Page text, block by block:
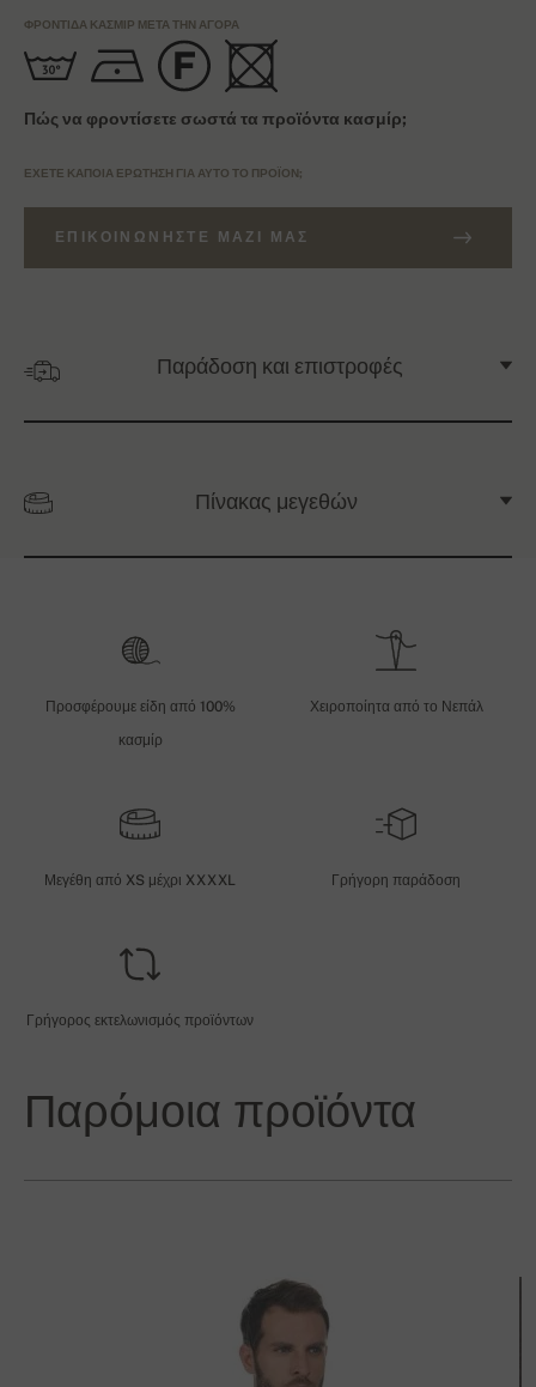
ΦΡΟΝΤΊΔΑ ΚΑΣΜΊΡ ΜΕΤΆ ΤΗΝ ΑΓΟΡΆ
Πώς να φροντίσετε σωστά τα προϊόντα κασμίρ;
ΈΧΕΤΕ ΚΆΠΟΙΑ ΕΡΏΤΗΣΗ ΓΙΑ ΑΥΤΌ ΤΟ ΠΡΟΪΌΝ;
ΕΠΙΚΟΙΝΩΝΉΣΤΕ ΜΑΖΊ ΜΑΣ
Παράδοση και επιστροφές
Πίνακας μεγεθών
Προσφέρουμε είδη από 100%
κασμίρ
Χειροποίητα από το Νεπάλ
Μεγέθη από XS μέχρι XXXXL Γρήγορη παράδοση
Γρήγορος εκτελωνισμός προϊόντων
Παρόμοια προϊόντα